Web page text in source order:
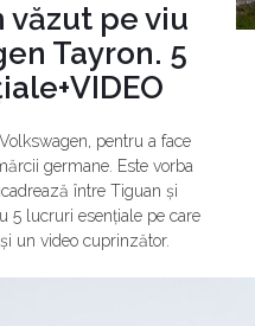
văzut pe viu
Tayron. 5
pentru a face
germane. Este vorba
între Tiguan și
5 lucruri esențiale pe care
un video cuprinzător.